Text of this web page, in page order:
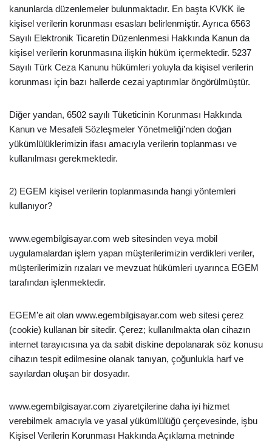
kanunlarda düzenlemeler bulunmaktadır. En başta KVKK ile
kişisel verilerin korunması esasları belirlenmiştir. Ayrıca 6563
Sayılı Elektronik Ticaretin Düzenlenmesi Hakkında Kanun da
kişisel verilerin korunmasına ilişkin hüküm içermektedir. 5237
Sayılı Türk Ceza Kanunu hükümleri yoluyla da kişisel verilerin
korunması için bazı hallerde cezai yaptırımlar öngörülmüştür.
Diğer yandan, 6502 sayılı Tüketicinin Korunması Hakkında
Kanun ve Mesafeli Sözleşmeler Yönetmeliği’nden doğan
yükümlülüklerimizin ifası amacıyla verilerin toplanması ve
kullanılması gerekmektedir.
2) EGEM kişisel verilerin toplanmasında hangi yöntemleri
kullanıyor?
www.egembilgisayar.com web sitesinden veya mobil
uygulamalardan işlem yapan müşterilerimizin verdikleri veriler,
müşterilerimizin rızaları ve mevzuat hükümleri uyarınca EGEM
tarafından işlenmektedir.
EGEM’e ait olan www.egembilgisayar.com web sitesi çerez
(cookie) kullanan bir sitedir. Çerez; kullanılmakta olan cihazın
internet tarayıcısına ya da sabit diskine depolanarak söz konusu
cihazın tespit edilmesine olanak tanıyan, çoğunlukla harf ve
sayılardan oluşan bir dosyadır.
www.egembilgisayar.com ziyaretçilerine daha iyi hizmet
verebilmek amacıyla ve yasal yükümlülüğü çerçevesinde, işbu
Kişisel Verilerin Korunması Hakkında Açıklama metninde